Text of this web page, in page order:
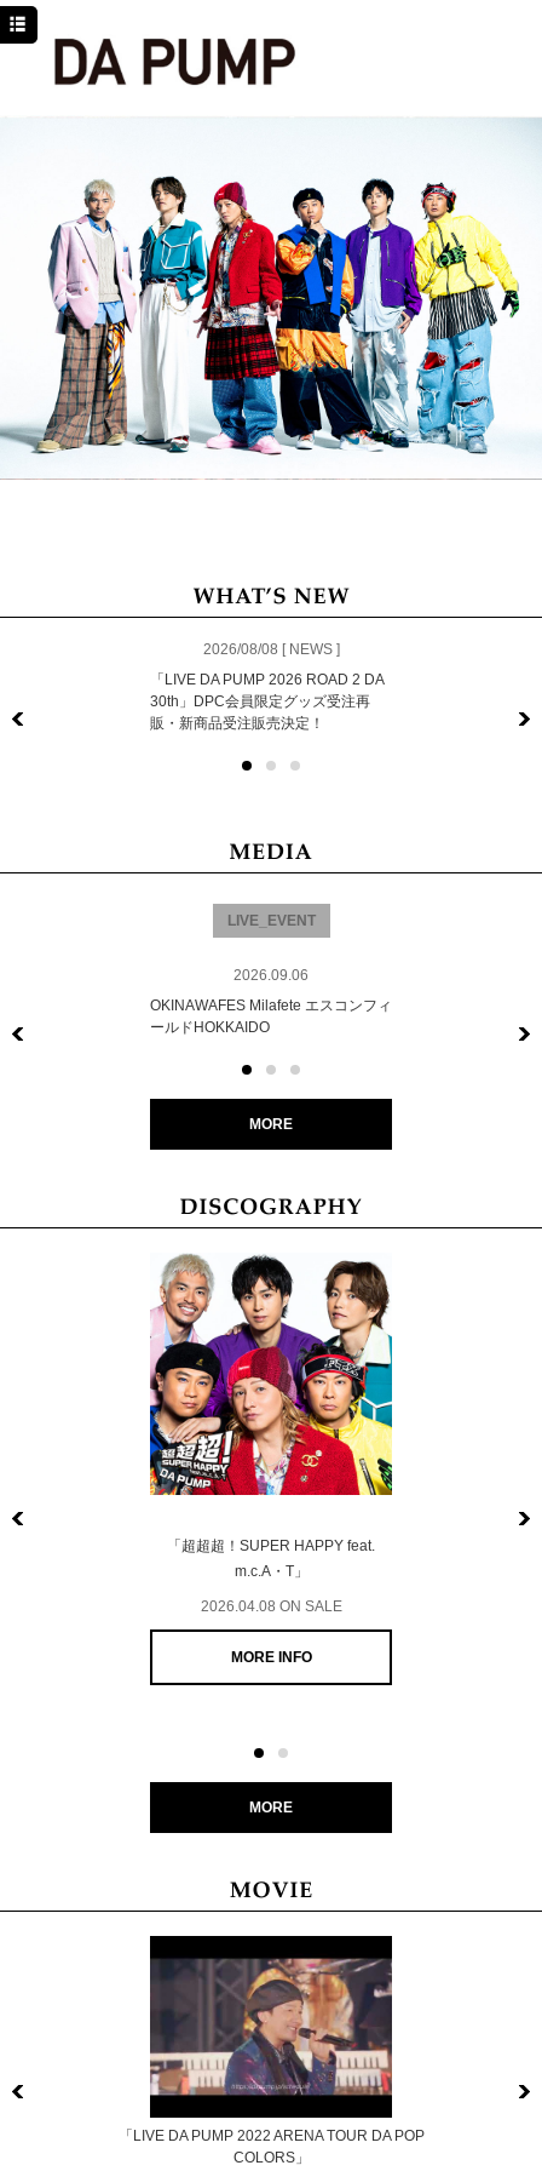
2026/08/08 [ NEWS ]
「LIVE DA PUMP 2026 ROAD 2 DA
30th」DPC会員限定グッズ受注再
販・新商品受注販売決定！
LIVE_EVENT
2026.09.06
OKINAWAFES Milafete エスコンフィ
ールドHOKKAIDO
MORE
「超超超！SUPER HAPPY feat.
m.c.A・T」
2026.04.08 ON SALE
MORE INFO
MORE
「LIVE DA PUMP 2022 ARENA TOUR DA POP
COLORS」
NEWS
PROFILE
MOVIE
LINE
YouTube
BLOG
Facebook
Twitter
DPC